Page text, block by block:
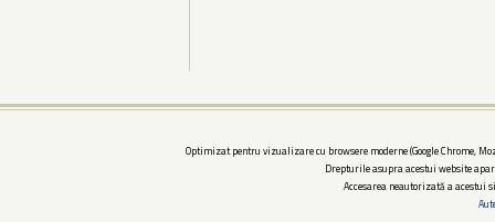
Optimizat pentru vizualizare cu browsere moderne (Google Chrome,
Drepturile asupra acestui website
Accesarea neautorizată a acestui